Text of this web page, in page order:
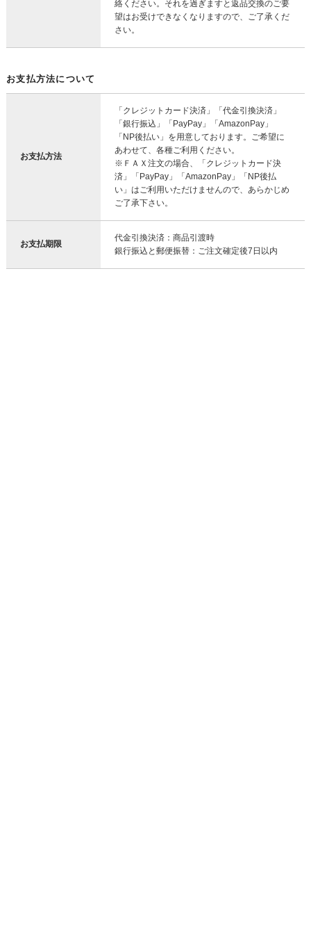
絡ください。それを過ぎますと返品交換のご要
望はお受けできなくなりますので、ご了承くだ
さい。
お支払方法について
お支払方法
「クレジットカード決済」「代金引換決済」
「銀行振込」「PayPay」「AmazonPay」
「NP後払い」を用意しております。ご希望に
あわせて、各種ご利用ください。
※ＦＡＸ注文の場合、「クレジットカード決
済」「PayPay」「AmazonPay」「NP後払
い」はご利用いただけませんので、あらかじめ
ご了承下さい。
お支払期限
代金引換決済：商品引渡時
銀行振込と郵便振替：ご注文確定後7日以内